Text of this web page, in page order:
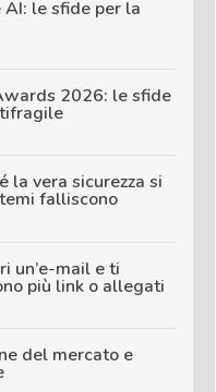
le sfide per la
2026: le sfide
la vera sicurezza si
falliscono
un’e-mail e ti
più link o allegati
del mercato e